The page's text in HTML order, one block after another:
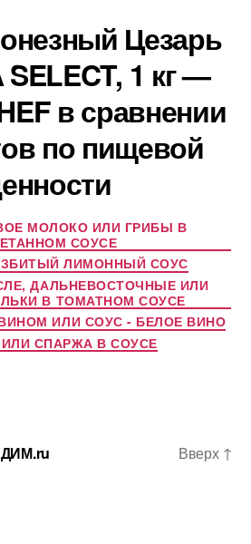
Цезарь
SELECT, 1 кг —
в сравнении
по пищевой
МОЛОКО ИЛИ ГРИБЫ В
СОУСЕ
ЛИМОННЫЙ СОУС
ДАЛЬНЕВОСТОЧНЫЕ ИЛИ
В ТОМАТНОМ СОУСЕ
ИЛИ СОУС - БЕЛОЕ ВИНО
СПАРЖА В СОУСЕ
Вверх ↑